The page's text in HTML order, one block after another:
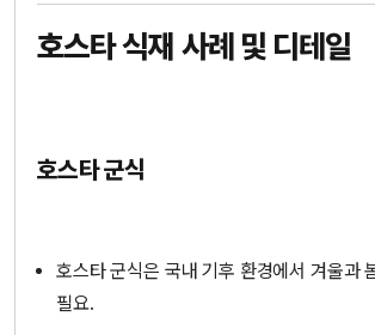
호스타 식재 사례 및 디테일
호스타 군식
호스타 군식은 국내 기후 환경에서 겨울과
필요.